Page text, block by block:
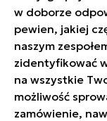
w doborze
pewien, jakiej
naszym
zidentyfikować
na wszystkie
możliwość
zamówienie,